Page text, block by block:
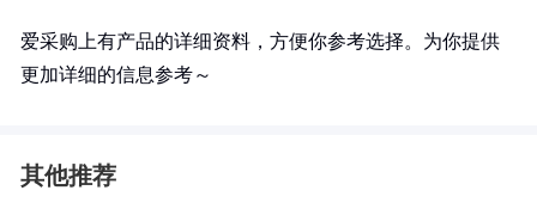
爱采购上有产品的详细资料，方便你参考选择。为你提供
更加详细的信息参考～
其他推荐